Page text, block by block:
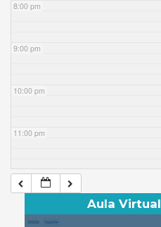
8:00 pm
9:00 pm
10:00 pm
11:00 pm
Aula Virtual